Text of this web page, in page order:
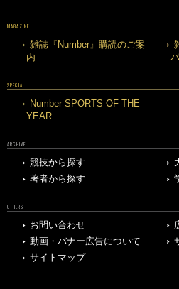
MAGAZINE
雑誌『Number』購読のご案
内
SPECIAL
Number SPORTS OF THE
YEAR
ARCHIVE
競技から探す
著者から探す
OTHERS
お問い合わせ
動画・バナー広告について
サイトマップ